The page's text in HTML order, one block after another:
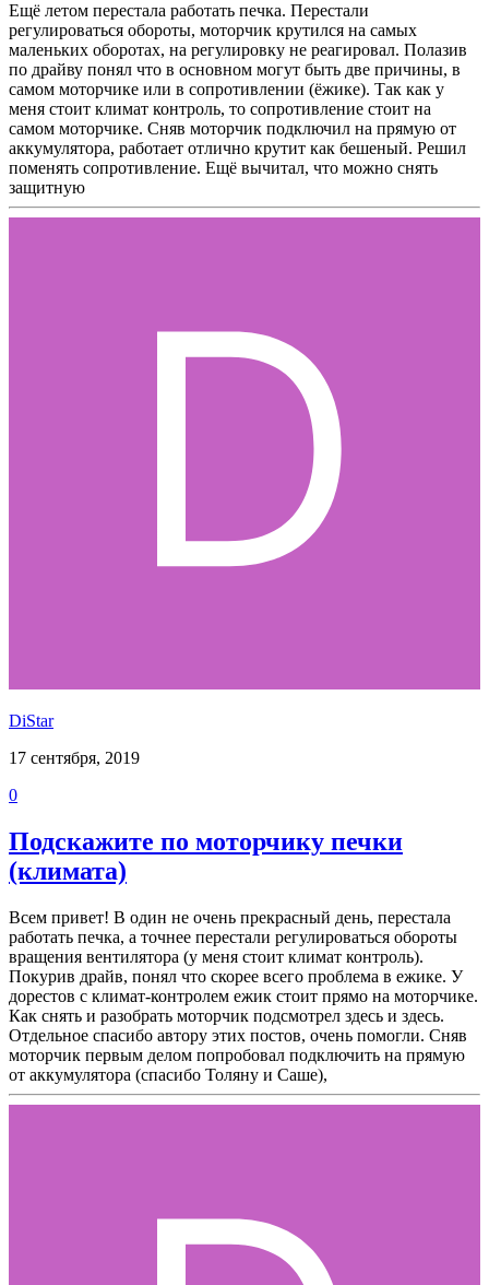
Ещё летом перестала работать печка. Перестали
регулироваться обороты, моторчик крутился на самых
маленьких оборотах, на регулировку не реагировал. Полазив
по драйву понял что в основном могут быть две причины, в
самом моторчике или в сопротивлении (ёжике). Так как у
меня стоит климат контроль, то сопротивление стоит на
самом моторчике. Сняв моторчик подключил на прямую от
аккумулятора, работает отлично крутит как бешеный. Решил
поменять сопротивление. Ещё вычитал, что можно снять
защитную
DiStar
17 сентября, 2019
0
Подскажите по моторчику печки
(климата)
Всем привет! В один не очень прекрасный день, перестала
работать печка, а точнее перестали регулироваться обороты
вращения вентилятора (у меня стоит климат контроль).
Покурив драйв, понял что скорее всего проблема в ежике. У
дорестов с климат-контролем ежик стоит прямо на моторчике.
Как снять и разобрать моторчик подсмотрел здесь и здесь.
Отдельное спасибо автору этих постов, очень помогли. Сняв
моторчик первым делом попробовал подключить на прямую
от аккумулятора (спасибо Толяну и Саше),